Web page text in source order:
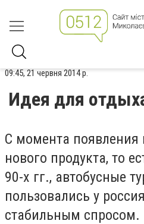
09:45, 21 червня 2014 р.
Идея для
С момента появления
нового продукта, то
90-х гг., автобусные
пользовались у
стабильным спросом.